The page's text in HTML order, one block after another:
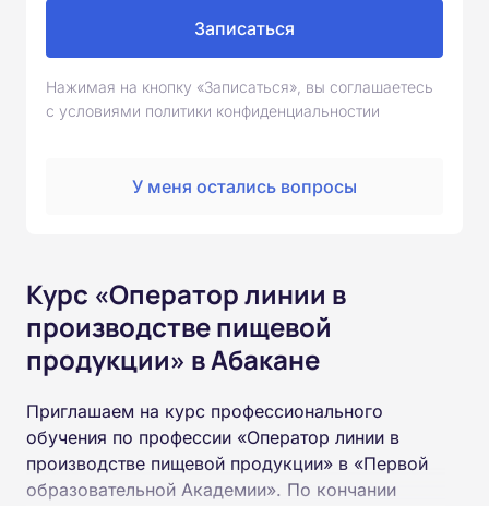
Записаться
Нажимая на кнопку «Записаться», вы соглашаетесь
с условиями политики конфиденциальностии
У меня остались вопросы
Курс «Оператор линии в
производстве пищевой
продукции» в Абакане
Приглашаем на курс профессионального
обучения по профессии «Оператор линии в
производстве пищевой продукции» в «Первой
образовательной Академии». По кончании